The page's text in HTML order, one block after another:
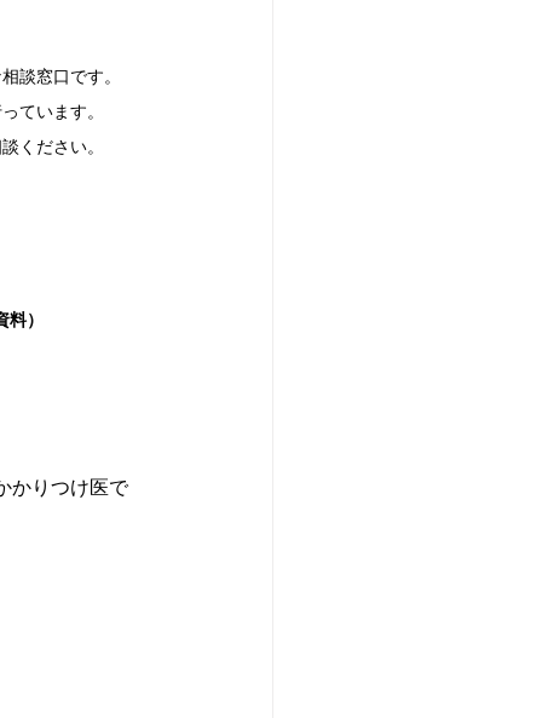
談窓口です。
ています。
相談ください。
）
かりつけ医で